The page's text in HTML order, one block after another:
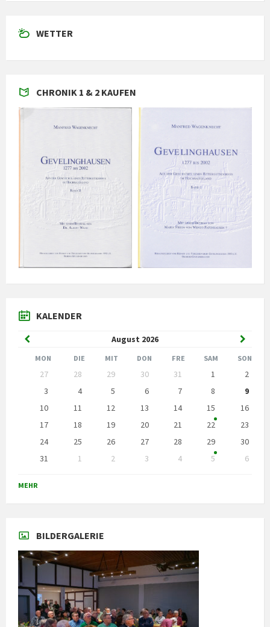
WETTER
CHRONIK 1 & 2 KAUFEN
KALENDER
August 2026
Vorheriger
Monat
Monat
MON DIE MIT DON FRE SAM SON
Kalendertage
überspringen
27 28 29 30 31 1
2
3
4 5 6 7 8
9
10
11 12 13 14 15
16
17
18 19 20 21 22
23
24
25 26 27 28 29
30
31
1 2 3 4 5
6
den
MEHR
BILDERGALERIE